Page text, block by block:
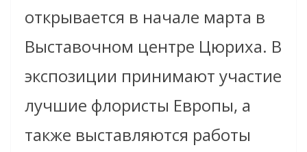
открывается в начале марта в
Выставочном центре Цюриха. В
экспозиции принимают участие
лучшие флористы Европы, а
также выставляются работы